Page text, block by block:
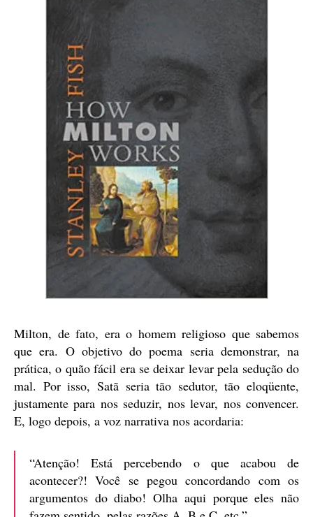
Milton, de fato, era o homem religioso que sabemos
que era. O objetivo do poema seria demonstrar, na
prática, o quão fácil era se deixar levar pela sedução do
mal. Por isso, Satã seria tão sedutor, tão eloqüente,
justamente para nos seduzir, nos levar, nos convencer.
E, logo depois, a voz narrativa nos acordaria:
“Atenção! Está percebendo o que acabou de
acontecer?! Você se pegou concordando com os
argumentos do diabo! Olha aqui porque eles não